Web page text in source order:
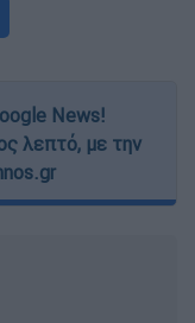
News!
λεπτό, με την